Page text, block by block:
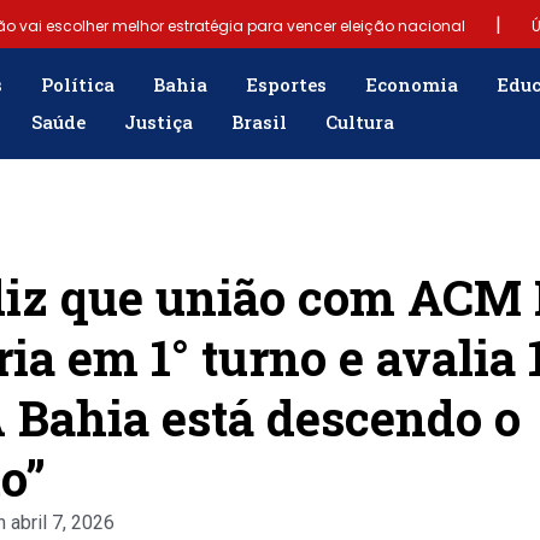
vai escolher melhor estratégia para vencer eleição nacional |
Samuel Júnior luta em prol dos profissionais de contabilidade
para população “Tomamos a decisão de caminhar com
Política Bahia Esportes Economia
Saúde
Justiça Brasil Cultura
que união com ACM
em 1° turno e avalia
Bahia está descendo o
abril 7, 2026